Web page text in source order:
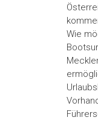
Wie